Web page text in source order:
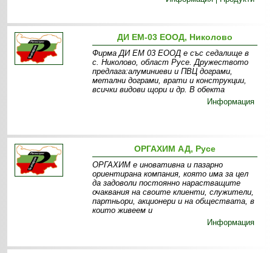
ДИ ЕМ-03 ЕООД, Николово
Фирма ДИ ЕМ 03 ЕООД е със седалище в
с. Николово, област Русе. Дружеството
предлага:алуминиеви и ПВЦ дограми,
метални дограми, врати и конструкции,
всички видови щори и др. В обекта
Информация
ОРГАХИМ АД, Русе
ОРГАХИМ е иновативна и пазарно
ориентирана компания, която има за цел
да задоволи постоянно нарастващите
очаквания на своите клиенти, служители,
партньори, акционери и на обществата, в
които живеем и
Информация